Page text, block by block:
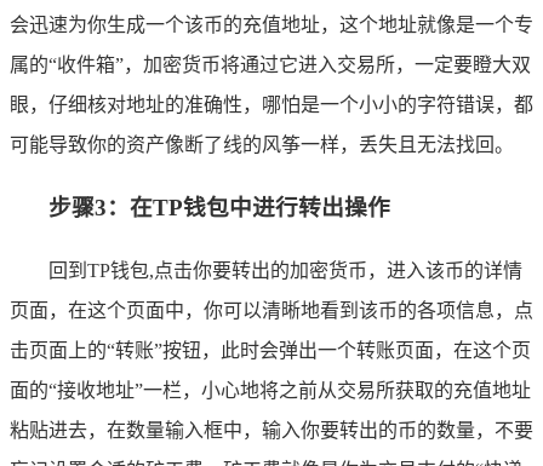
会迅速为你生成一个该币的充值地址，这个地址就像是一个专
属的“收件箱”，加密货币将通过它进入交易所，一定要瞪大双
眼，仔细核对地址的准确性，哪怕是一个小小的字符错误，都
可能导致你的资产像断了线的风筝一样，丢失且无法找回。
步骤3：在TP钱包中进行转出操作
回到TP钱包,点击你要转出的加密货币，进入该币的详情
页面，在这个页面中，你可以清晰地看到该币的各项信息，点
击页面上的“转账”按钮，此时会弹出一个转账页面，在这个页
面的“接收地址”一栏，小心地将之前从交易所获取的充值地址
粘贴进去，在数量输入框中，输入你要转出的币的数量，不要